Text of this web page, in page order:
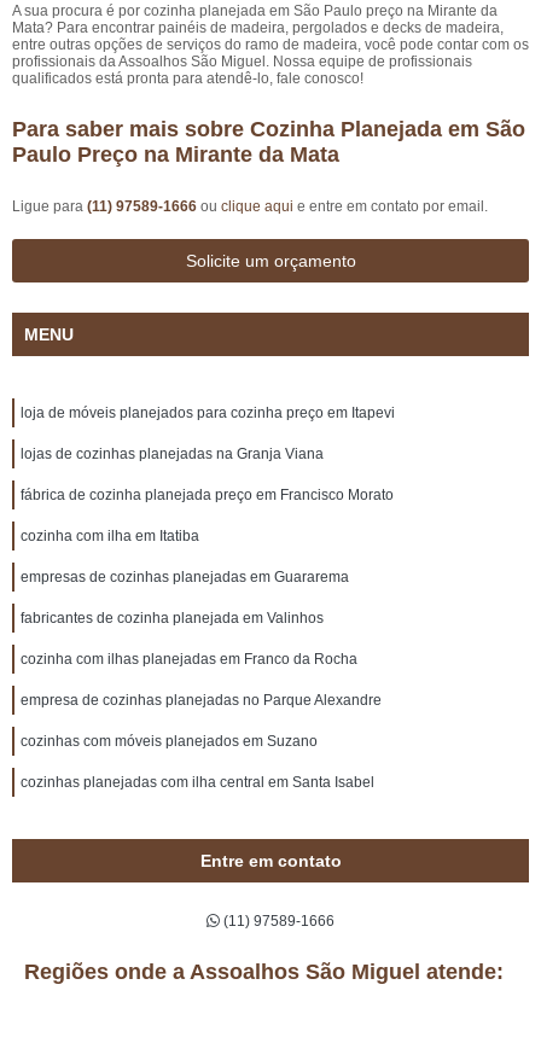
A sua procura é por cozinha planejada em São Paulo preço na Mirante da
Mata? Para encontrar painéis de madeira, pergolados e decks de madeira,
entre outras opções de serviços do ramo de madeira, você pode contar com os
profissionais da Assoalhos São Miguel. Nossa equipe de profissionais
qualificados está pronta para atendê-lo, fale conosco!
Para saber mais sobre Cozinha Planejada em São
Paulo Preço na Mirante da Mata
Ligue para (11) 97589-1666 ou clique aqui e entre em contato por email.
Solicite um orçamento
MENU
loja de móveis planejados para cozinha preço em Itapevi
lojas de cozinhas planejadas na Granja Viana
fábrica de cozinha planejada preço em Francisco Morato
cozinha com ilha em Itatiba
empresas de cozinhas planejadas em Guararema
fabricantes de cozinha planejada em Valinhos
cozinha com ilhas planejadas em Franco da Rocha
empresa de cozinhas planejadas no Parque Alexandre
cozinhas com móveis planejados em Suzano
cozinhas planejadas com ilha central em Santa Isabel
Entre em contato
(11) 97589-1666
Regiões onde a Assoalhos São Miguel atende: